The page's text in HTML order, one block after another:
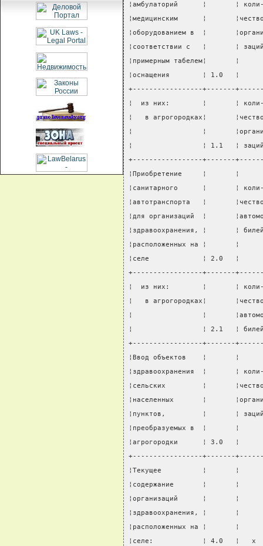
¦амбулаторий      ¦
¦медицинским      ¦
¦оборудованием в  ¦
¦соответствии с   ¦
¦примерным табелем¦
¦оснащения        ¦ 1.0
+-----------------+-------
¦  из них:        ¦       ¦
¦   в агрогородках¦
¦                 ¦
¦                 ¦ 1.1   ¦
+-----------------+-------
¦Приобретение     ¦
¦санитарного      ¦
¦автотранспорта   ¦
¦для организаций  ¦
¦здравоохранения, ¦
¦расположенных на ¦
¦селе             ¦ 2.0   ¦
+-----------------+-------
¦  из них:        ¦       ¦
¦   в агрогородках¦
¦                 ¦
¦                 ¦ 2.1   ¦
+-----------------+-------
¦Ввод объектов    ¦
¦здравоохранения  ¦
¦сельских         ¦
¦населенных       ¦
¦пунктов,         ¦       ¦
¦преобразуемых в  ¦
¦агрогородки      ¦ 3.0
+-----------------+-------
¦Текущее          ¦       ¦
¦содержание       ¦
¦организаций      ¦
¦здравоохранения, ¦
¦расположенных на ¦
¦селе:            ¦ 4.0   ¦   x